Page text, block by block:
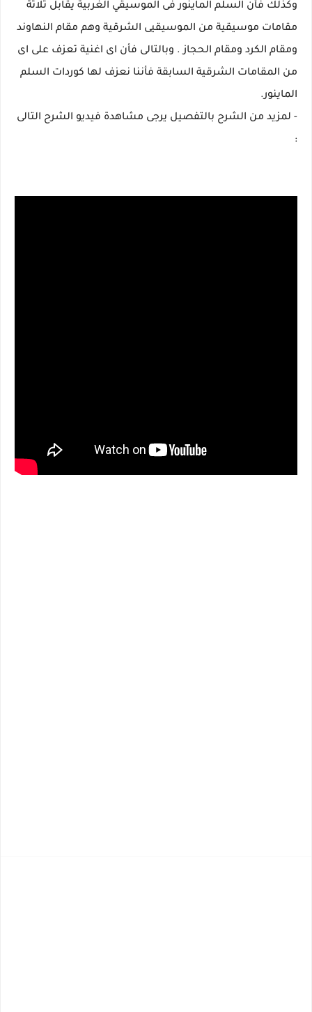
وكذلك فأن السلم الماينور فى الموسيقي الغربية يقابل ثلاثة
مقامات موسيقية من الموسيقيى الشرقية وهم مقام النهاوند
ومقام الكرد ومقام الحجاز . وبالتالى فأن اى اغنية تعزف على اى
من المقامات الشرقية السابقة فأننا نعزف لها كوردات السلم
الماينور.
- لمزيد من الشرح بالتفصيل يرجى مشاهدة فيديو الشرح التالى
: